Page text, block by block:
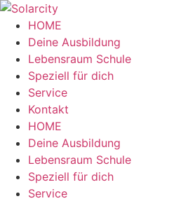
Zum
Inhalt
wechseln
HOME
Deine Ausbildung
Lebensraum Schule
Speziell für dich
Service
Kontakt
Menü HOME
Deine Ausbildung
Lebensraum Schule
Speziell für dich
Service